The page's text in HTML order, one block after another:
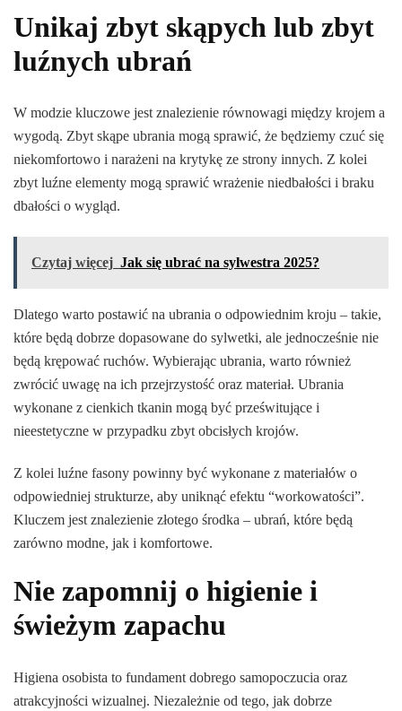
Unikaj zbyt skąpych lub zbyt
luźnych ubrań
W modzie kluczowe jest znalezienie równowagi między krojem a
wygodą. Zbyt skąpe ubrania mogą sprawić, że będziemy czuć się
niekomfortowo i narażeni na krytykę ze strony innych. Z kolei
zbyt luźne elementy mogą sprawić wrażenie niedbałości i braku
dbałości o wygląd.
Czytaj więcej Jak się ubrać na sylwestra 2025?
Dlatego warto postawić na ubrania o odpowiednim kroju – takie,
które będą dobrze dopasowane do sylwetki, ale jednocześnie nie
będą krępować ruchów. Wybierając ubrania, warto również
zwrócić uwagę na ich przejrzystość oraz materiał. Ubrania
wykonane z cienkich tkanin mogą być prześwitujące i
nieestetyczne w przypadku zbyt obcisłych krojów.
Z kolei luźne fasony powinny być wykonane z materiałów o
odpowiedniej strukturze, aby uniknąć efektu “workowatości”.
Kluczem jest znalezienie złotego środka – ubrań, które będą
zarówno modne, jak i komfortowe.
Nie zapomnij o higienie i
świeżym zapachu
Higiena osobista to fundament dobrego samopoczucia oraz
atrakcyjności wizualnej. Niezależnie od tego, jak dobrze